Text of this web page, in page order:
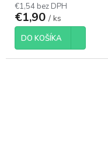
€1,54 bez DPH
€1,90 / ks
DO KOŠÍKA